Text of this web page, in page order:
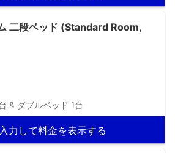
二段ベッド (Standard Room,
& ダブルベッド 1台
力して料金を表示する